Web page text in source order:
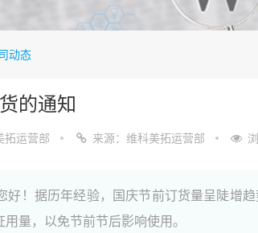
动态
的通知
拓运营部 来源：维科美拓运营部
好！据历年经验，国庆节前订货量呈陡增
量，以免节前节后影响使用。